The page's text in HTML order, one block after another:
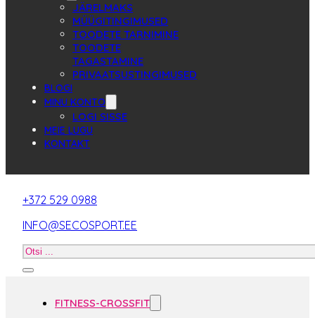
JÄRELMAKS
MÜÜGITINGIMUSED
TOODETE TARNIMINE
TOODETE
TAGASTAMINE
PRIVAATSUSTINGIMUSED
BLOGI
MINU KONTO
LOGI SISSE
MEIE LUGU
KONTAKT
+372 529 0988
INFO@SECOSPORT.EE
Otsi
FITNESS-CROSSFIT